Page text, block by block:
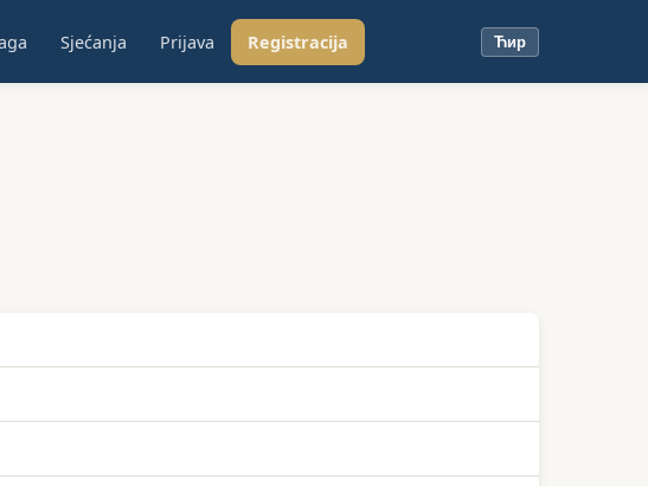
Sjećanja Prijava Registracija Ћир